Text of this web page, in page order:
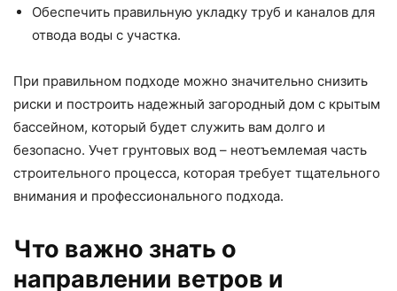
Обеспечить правильную укладку труб и каналов для
отвода воды с участка.
При правильном подходе можно значительно снизить
риски и построить надежный загородный дом с крытым
бассейном, который будет служить вам долго и
безопасно. Учет грунтовых вод – неотъемлемая часть
строительного процесса, которая требует тщательного
внимания и профессионального подхода.
Что важно знать о
направлении ветров и